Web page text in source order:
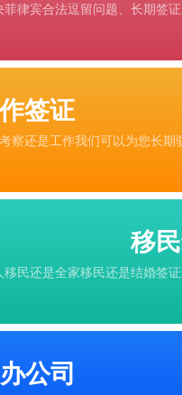
菲律宾合法逗留问题、长期签
签证
察还是工作我们可以为您长期
移
移民还是全家移民还是结婚签
公司